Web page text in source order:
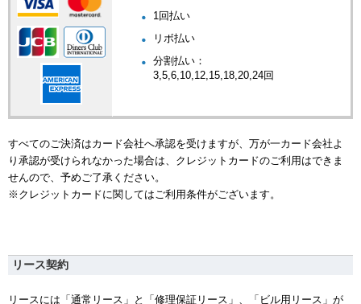
1回払い
リボ払い
分割払い：
3,5,6,10,12,15,18,20,24回
すべてのご決済はカード会社へ承認を受けますが、万が一カード会社よ
り承認が受けられなかった場合は、クレジットカードのご利用はできま
せんので、予めご了承ください。
※クレジットカードに関してはご利用条件がございます。
リース契約
リースには「通常リース」と「修理保証リース」、「ビル用リース」が